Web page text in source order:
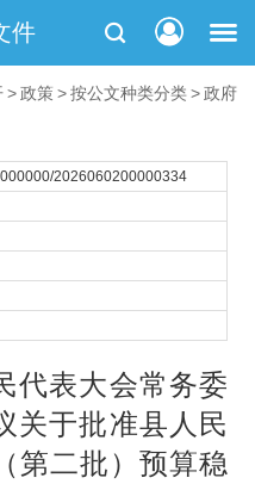
件
>政策>按公文种类分类>政府
2026060200000334
代表大会常务委
关于批准县人民
第二批）预算稳